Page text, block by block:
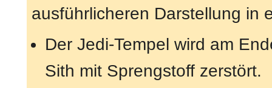
ausführlicheren Darstellung in
Der Jedi-Tempel wird am
Sith mit Sprengstoff zerstört.